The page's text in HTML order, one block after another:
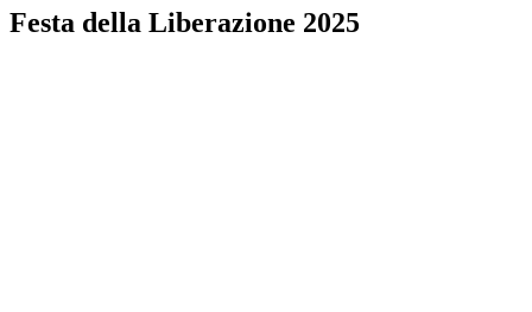
Festa della Liberazione 2025